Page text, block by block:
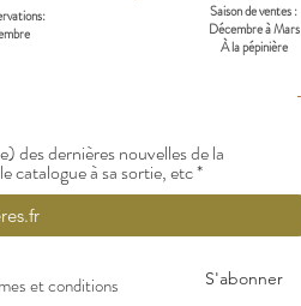
Saison de ventes :
Décembre à Mars
À la pépinière
des dernières nouvelles de la
catalogue à sa sortie, etc
et conditions S'abonner